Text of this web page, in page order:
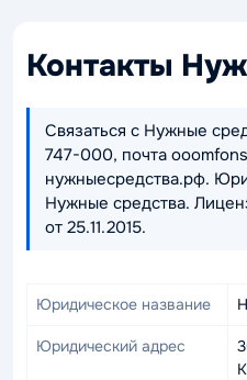
Контакты
Связаться с Нужные
747-000, почта
нужныесредства.рф.
Нужные средства.
от 25.11.2015.
Юридическое название
Юридический адрес